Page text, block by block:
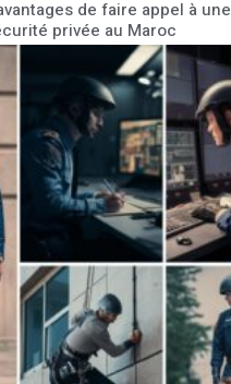
de faire appel à une
privée au Maroc